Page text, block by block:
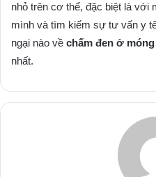
nhỏ trên cơ thể, đặc biệt là với
mình và tìm kiếm sự tư vấn y
ngại nào về chấm đen ở
nhất.